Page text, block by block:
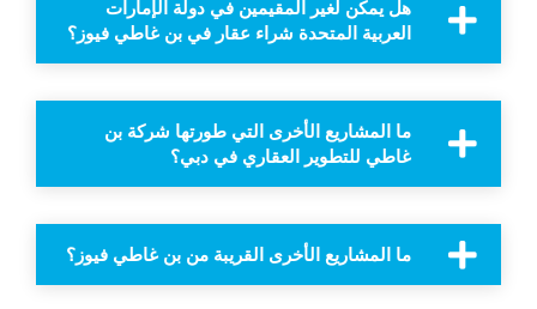
هل يمكن لغير المقيمين في دولة الإمارات
العربية المتحدة شراء عقار في بن غاطي فيوز؟
ما المشاريع الأخرى التي طورتها شركة بن
غاطي للتطوير العقاري في دبي؟
ما المشاريع الأخرى القريبة من بن غاطي فيوز؟